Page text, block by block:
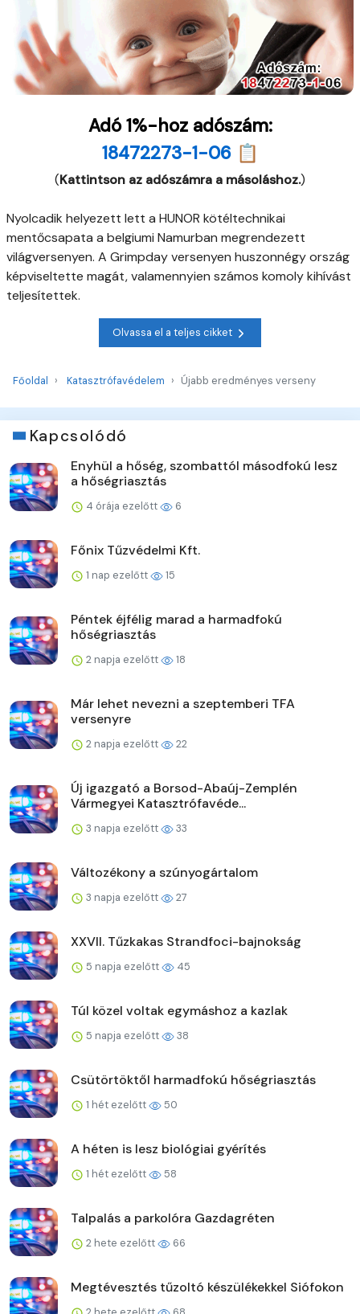
Adó 1%-hoz adószám:
18472273-1-06 📋
(Kattintson az adószámra a másoláshoz.)
Nyolcadik helyezett lett a HUNOR kötéltechnikai
mentőcsapata a belgiumi Namurban megrendezett
világversenyen. A Grimpday versenyen huszonnégy ország
képviseltette magát, valamennyien számos komoly kihívást
teljesítettek.
Olvassa el a teljes cikket
Főoldal Katasztrófavédelem Újabb eredményes verseny
Kapcsolódó
Enyhül a hőség, szombattól másodfokú lesz
a hőségriasztás
4 órája ezelőtt 6
Főnix Tűzvédelmi Kft.
1 nap ezelőtt 15
Péntek éjfélig marad a harmadfokú
hőségriasztás
2 napja ezelőtt 18
Már lehet nevezni a szeptemberi TFA
versenyre
2 napja ezelőtt 22
Új igazgató a Borsod-Abaúj-Zemplén
Vármegyei Katasztrófavéde...
3 napja ezelőtt 33
Változékony a szúnyogártalom
3 napja ezelőtt 27
XXVII. Tűzkakas Strandfoci-bajnokság
5 napja ezelőtt 45
Túl közel voltak egymáshoz a kazlak
5 napja ezelőtt 38
Csütörtöktől harmadfokú hőségriasztás
1 hét ezelőtt 50
A héten is lesz biológiai gyérítés
1 hét ezelőtt 58
Talpalás a parkolóra Gazdagréten
2 hete ezelőtt 66
Megtévesztés tűzoltó készülékekkel Siófokon